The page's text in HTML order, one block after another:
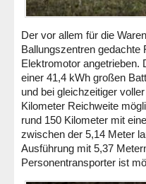
Der vor allem für die
Ballungszentren gedachte
Elektromotor angetrieben.
einer 41,4 kWh großen
und bei gleichzeitiger
Kilometer Reichweite
rund 150 Kilometer mit
zwischen der 5,14 Meter
Ausführung mit 5,37
Personentransporter ist